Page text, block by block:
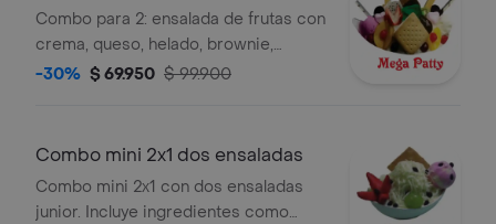
Combo para 2: ensalada de frutas con
crema, queso, helado, brownie,
galleta, kiwi, pitaya, durazno, cerezas,
pandebonos.
-30% $ 69.950 $ 99.900
Combo mini 2x1 dos ensaladas
Combo mini 2x1 con dos ensaladas
junior. Incluye ingredientes como